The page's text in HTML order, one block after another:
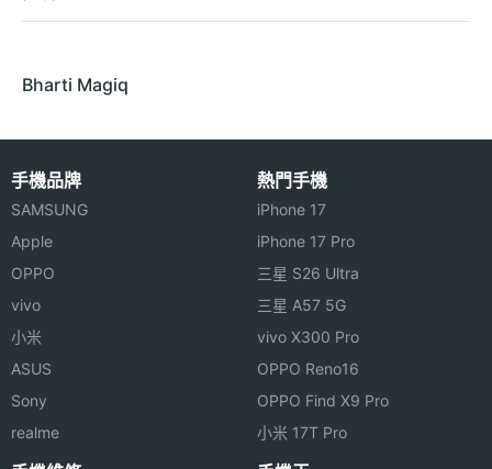
Bharti Magiq
手機品牌
SAMSUNG
Apple
OPPO
vivo
小米
ASUS
Sony
realme
熱門手機
iPhone 17
iPhone 17 Pro
三星 S26 Ultra
三星 A57 5G
vivo X300 Pro
OPPO Reno16
OPPO Find X9 Pro
小米 17T Pro